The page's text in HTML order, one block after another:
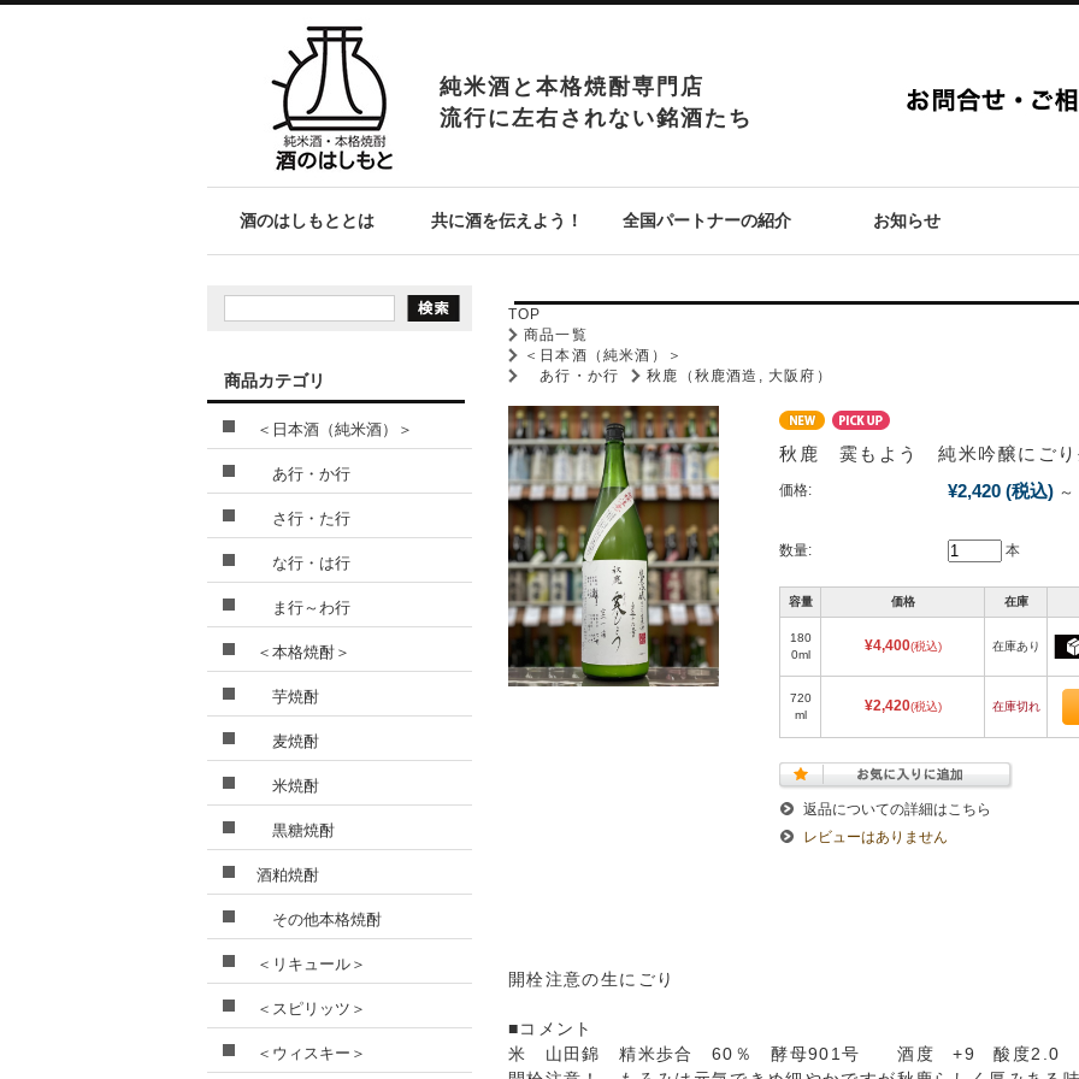
純米酒と本格焼酎専門店
流行に左右されない銘酒たち
酒のはしもととは 共に酒を伝えよう！ 全国パートナーの紹介 お知らせ
TOP
商品一覧
＜日本酒（純米酒）＞
あ行・か行
秋鹿（秋鹿酒造, 大阪府）
秋鹿 霙もよう 純米吟醸にご
価格: ¥2,420 (税込) ～
数量: 本
容量 価格 在庫
180
0ml
¥4,400(税込) 在庫あり
720
ml
¥2,420(税込) 在庫切れ
返品についての詳細はこちら
レビューはありません
開栓注意の生にごり
■コメント
米 山田錦 精米歩合 60％ 酵母901号 酒度 +9 酸度2.0
商品カテゴリ
＜日本酒（純米酒）＞
あ行・か行
さ行・た行
な行・は行
ま行～わ行
＜本格焼酎＞
芋焼酎
麦焼酎
米焼酎
黒糖焼酎
酒粕焼酎
その他本格焼酎
＜リキュール＞
＜スピリッツ＞
＜ウィスキー＞